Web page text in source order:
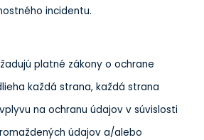
incidentu.
platné zákony o ochrane
každá strana, každá strana
na ochranu údajov v súvislosti
údajov a/alebo